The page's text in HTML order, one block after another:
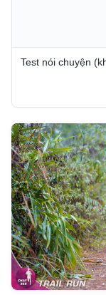
Test nói chuyện